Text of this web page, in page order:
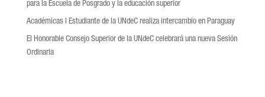
para la Escuela de Posgrado y la educación superior
Académicas l Estudiante de la UNdeC realiza intercambio en Paraguay
El Honorable Consejo Superior de la UNdeC celebrará una nueva Sesión
Ordinaria